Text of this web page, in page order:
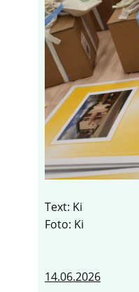
Text: Ki
Foto: Ki
14.06.2026